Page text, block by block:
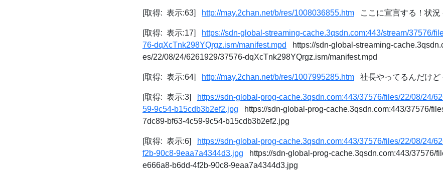
[取得: 表示:63] http://may.2chan.net/b/res/1008036855.htm ここに宣言する！状況
[取得: 表示:17]
https://sdn-global-streaming-cache.3qsdn.com:443/stream/37576/
76-dqXcTnk298YQrgz.ism/manifest.mpd
https://sdn-global-streaming-
es/22/08/24/6261929/37576-dqXcTnk298YQrgz.ism/manifest.mpd
[取得: 表示:64] http://may.2chan.net/b/res/1007995285.htm 社長やってるんだけど
[取得: 表示:3]
https://sdn-global-prog-cache.3qsdn.com:443/37576/files/22/08/24/
59-9c54-b15cdb3b2ef2.jpg https://sdn-global-prog-cache.3qsdn.com:443/37576/
7dc89-bf63-4c59-9c54-b15cdb3b2ef2.jpg
[取得: 表示:6]
https://sdn-global-prog-cache.3qsdn.com:443/37576/files/22/08/24/
f2b-90c8-9eaa7a4344d3.jpg https://sdn-global-prog-cache.3qsdn.com:443/37576/
e666a8-b6dd-4f2b-90c8-9eaa7a4344d3.jpg